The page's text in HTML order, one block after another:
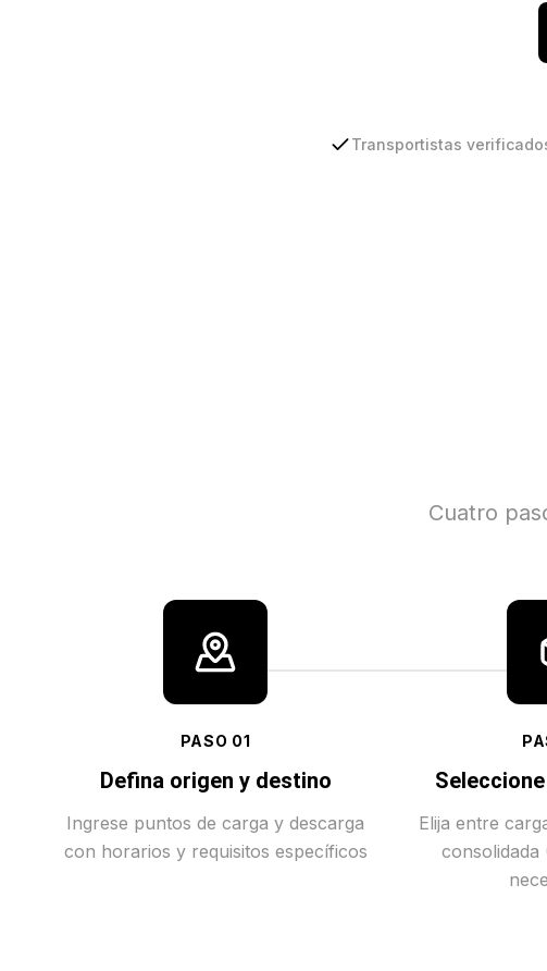
Transportistas
Cuatro
PASO 01
Defina origen y destino
Ingrese puntos de carga y descarga
con horarios y requisitos específicos
Elija entre
consolidada